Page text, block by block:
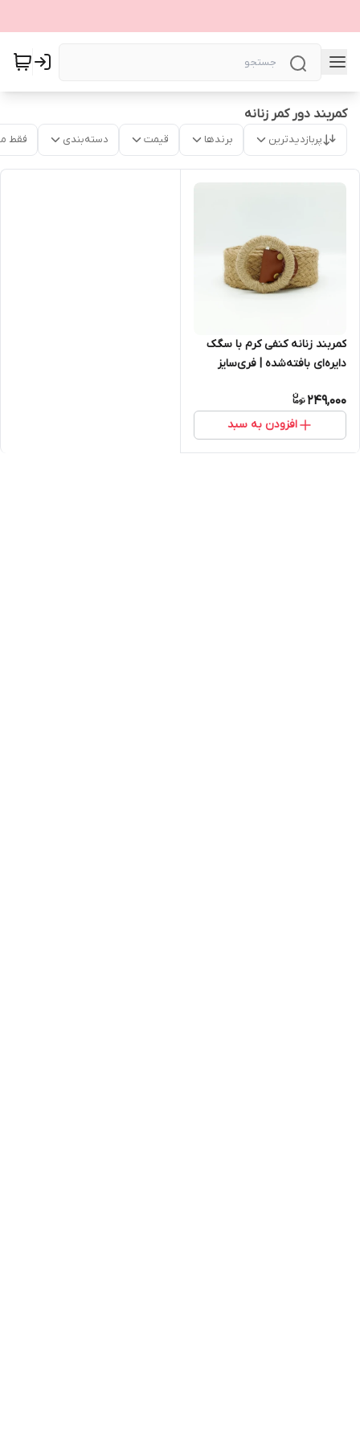
کمربند دور کمر زنانه
پربازدیدترین برندها قیمت دسته‌بندی فقط
کمربند زنانه کنفی کرم با سگک
دایره‌ای بافته‌شده | فری‌سایز
249,000
افزودن به سبد